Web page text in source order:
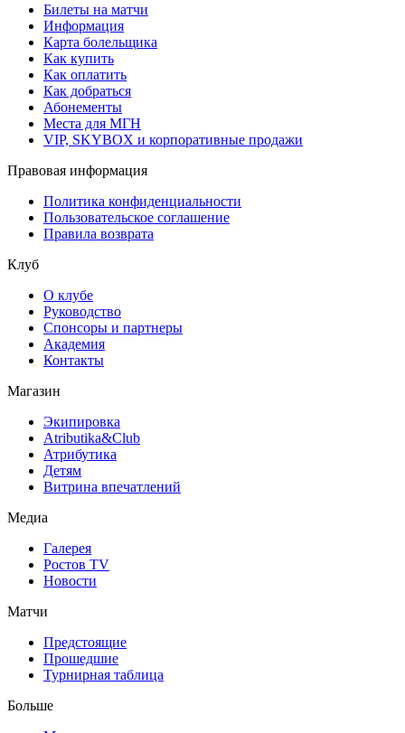
Билеты на матчи
Информация
Карта болельщика
Как купить
Как оплатить
Как добраться
Абонементы
Места для МГН
VIP, SKYBOX и корпоративные продажи
Правовая информация
Политика конфиденциальности
Пользовательское соглашение
Правила возврата
Клуб
О клубе
Руководство
Спонсоры и партнеры
Академия
Контакты
Магазин
Экипировка
Atributika&Club
Атрибутика
Детям
Витрина впечатлений
Медиа
Галерея
Ростов TV
Новости
Матчи
Предстоящие
Прошедшие
Турнирная таблица
Больше